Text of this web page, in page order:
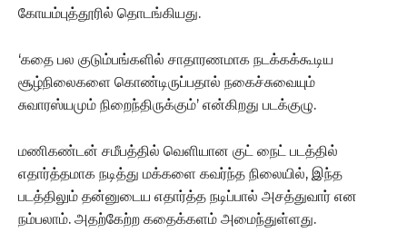
கோயம்புத்தூரில் தொடங்கியது.
‘கதை பல குடும்பங்களில் சாதாரணமாக நடக்கக்கூடிய
சூழ்நிலைகளை கொண்டிருப்பதால் நகைச்சுவையும்
சுவாரஸ்யமும் நிறைந்திருக்கும்’ என்கிறது படக்குழு.
மணிகண்டன் சமீபத்தில் வெளியான குட் நைட் படத்தில்
எதார்த்தமாக நடித்து மக்களை கவர்ந்த நிலையில், இந்த
படத்திலும் தன்னுடைய எதார்த்த நடிப்பால் அசத்துவார் என
நம்பலாம். அதற்கேற்ற கதைக்களம் அமைந்துள்ளது.